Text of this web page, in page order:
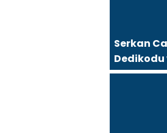
Serkan
Dedikodu
İspat